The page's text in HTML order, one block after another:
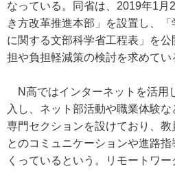
なっている。同省は、2019年1月
き方改革推進本部」を設置し、
に関する文部科学省工程表」を
担や負担軽減策の検討を求めてい
N高ではインターネットを活用
入し、ネット部活動や職業体験
専門セクションを設けており、
とのコミュニケーションや進路
くっているという。リモートワ